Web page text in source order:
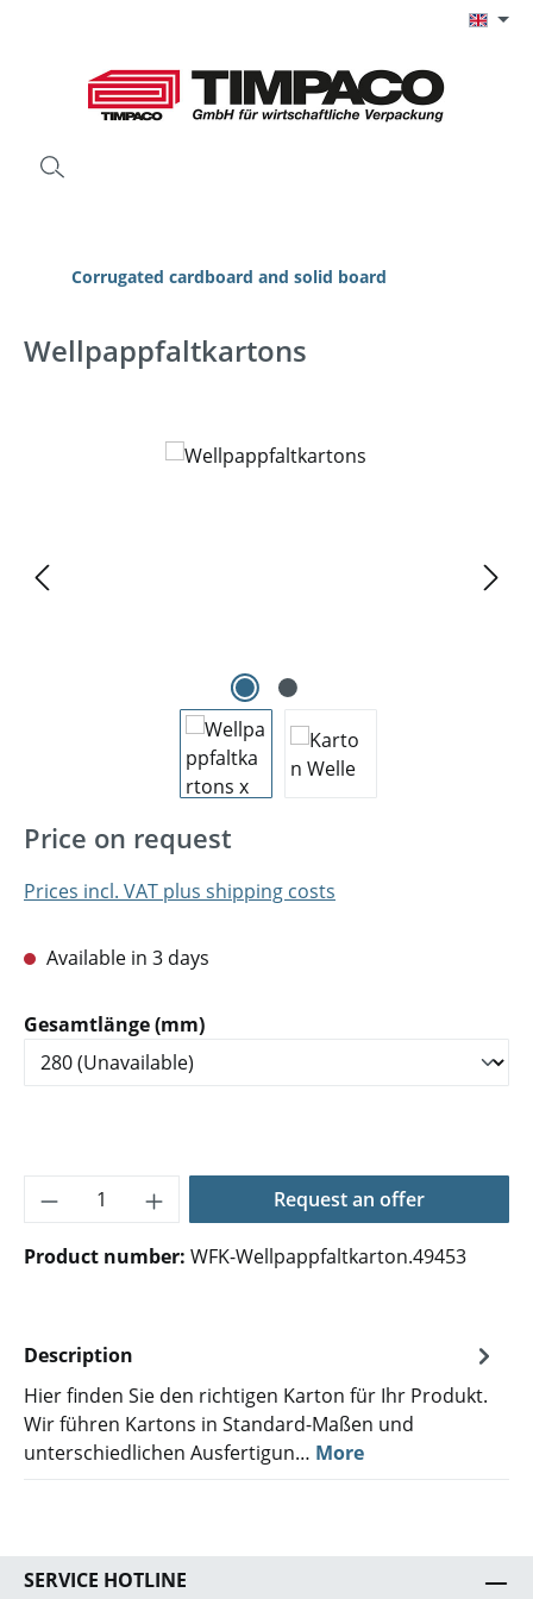
Corrugated cardboard and solid board
Wellpappfaltkartons
Skip image gallery
Price on request
Prices incl. VAT plus shipping costs
Available in 3 days
Select
Gesamtlänge (mm)
Product Quantity: Enter the desired
Request an offer
Product number: WFK-Wellpappfaltkarton.49453
Description
Hier finden Sie den richtigen Karton für Ihr Produkt.
Wir führen Kartons in Standard-Maßen und
unterschiedlichen Ausfertigun… More
SERVICE HOTLINE